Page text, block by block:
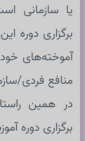
یا سازمانی
برگزاری دوره
آموخته‌های
منافع فردی/
در همین
برگزاری دوره